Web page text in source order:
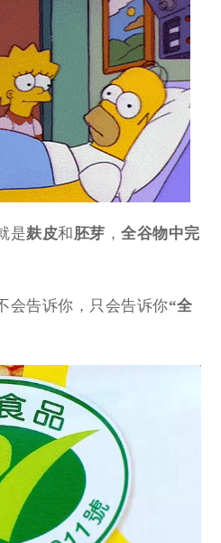
是麸皮和胚芽 ，全谷物中完
会告诉你，只会告诉你“全